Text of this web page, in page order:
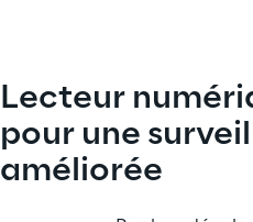
Lecteur
pour une
améliorée